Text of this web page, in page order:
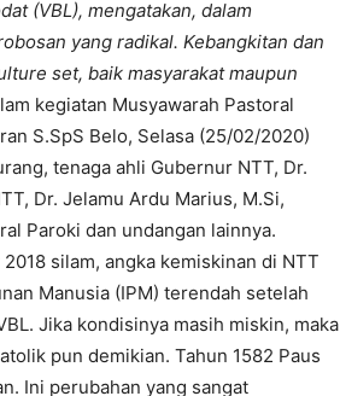
(VBL), mengatakan, dalam
yang radikal. Kebangkitan dan
set, baik masyarakat maupun
kegiatan Musyawarah Pastoral
S.SpS Belo, Selasa (25/02/2020)
tenaga ahli Gubernur NTT, Dr.
Dr. Jelamu Ardu Marius, M.Si,
Paroki dan undangan lainnya.
silam, angka kemiskinan di NTT
Manusia (IPM) terendah setelah
Jika kondisinya masih miskin, maka
pun demikian. Tahun 1582 Paus
Ini perubahan yang sangat